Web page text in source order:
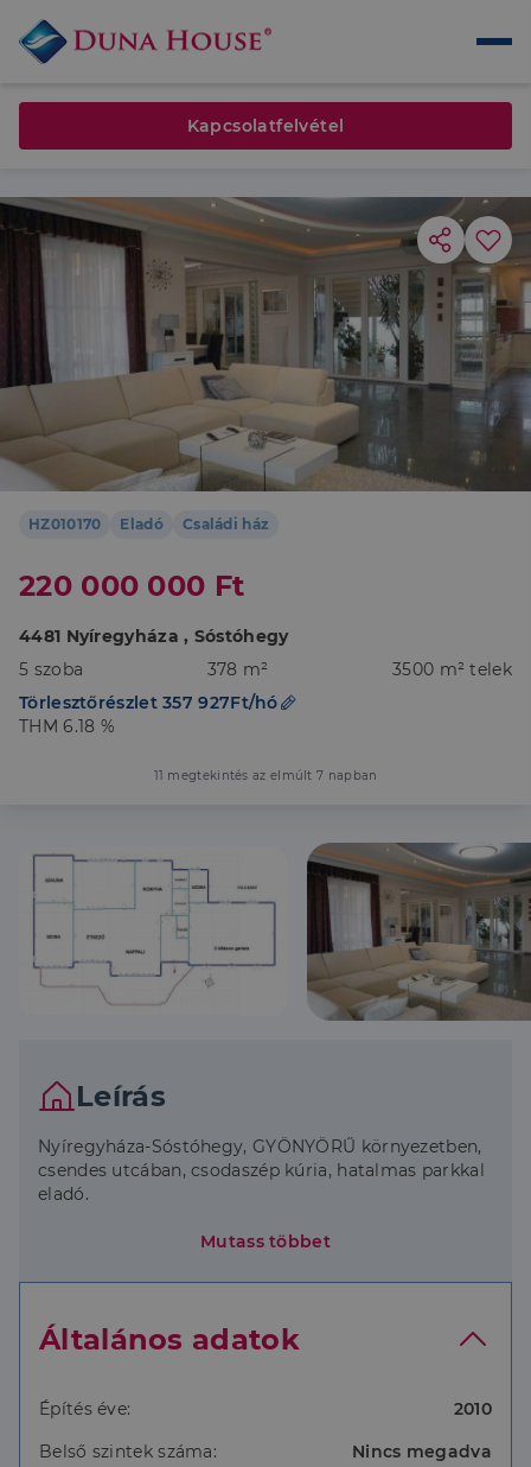
HZ010170 Eladó Családi ház
220 000 000 Ft
4481 Nyíregyháza , Sóstóhegy
5 szoba
378 m²
3500 m² telek
Törlesztőrészlet 357 927Ft/hó
THM 6.18 %
11 megtekintés az elmúlt 7 napban
Leírás
Nyíregyháza-Sóstóhegy, GYÖNYÖRŰ környezetben,
csendes utcában, csodaszép kúria, hatalmas parkkal
eladó.
-3500 nm-es telek , közel 400 nm lakótér 2 szinten,
- 2010 ben, egyedi tervek alapján épült,
- hatalmas nappali+4 szoba +3 fürdőszoba + télikert
- hangulatos télikert
- Fan-Coil fűtésrendszer (padlófűtés)
Mutass többet
Általános adatok
Építés éve:
2010
Belső szintek száma:
Nincs megadva
Kapcsolatfelvétel